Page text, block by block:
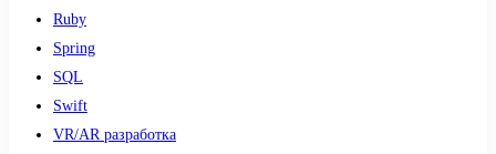
Ruby
Spring
SQL
Swift
VR/AR разработка